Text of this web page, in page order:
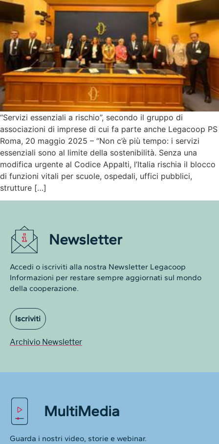
“Servizi essenziali a rischio”, secondo il gruppo di
associazioni di imprese di cui fa parte anche Legacoop PS
Roma, 20 maggio 2025 – “Non c’è più tempo: i servizi
essenziali sono al limite della sostenibilità. Senza una
modifica urgente al Codice Appalti, l’Italia rischia il blocco
di funzioni vitali per scuole, ospedali, uffici pubblici,
strutture […]
Newsletter
Accedi o iscriviti alla nostra Newsletter Legacoop
Informazioni per restare sempre aggiornati sul mondo
della cooperazione.
Iscriviti
Archivio Newsletter
MultiMedia
Guarda i nostri video, storie e webinar.